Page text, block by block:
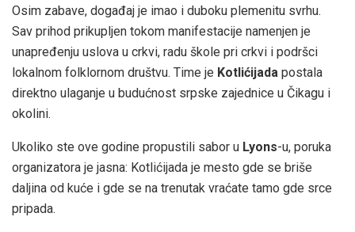
Osim zabave, događaj je imao i duboku plemenitu svrhu.
Sav prihod prikupljen tokom manifestacije namenjen je
unapređenju uslova u crkvi, radu škole pri crkvi i podršci
lokalnom folklornom društvu. Time je Kotlićijada postala
direktno ulaganje u budućnost srpske zajednice u Čikagu i
okolini.
Ukoliko ste ove godine propustili sabor u Lyons-u, poruka
organizatora je jasna: Kotlićijada je mesto gde se briše
daljina od kuće i gde se na trenutak vraćate tamo gde srce
pripada.